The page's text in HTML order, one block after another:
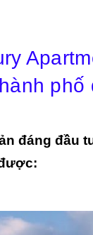
phố
đáng đầu